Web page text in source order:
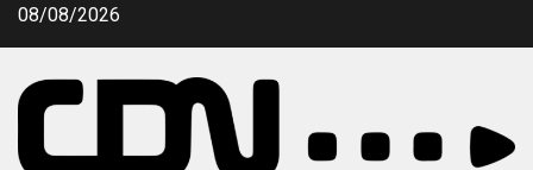
Przejdź
08/08/2026